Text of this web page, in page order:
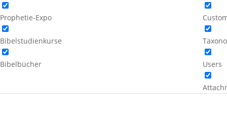
Prophetie-Expo
Bibelstudienkurse
Bibelbücher Users